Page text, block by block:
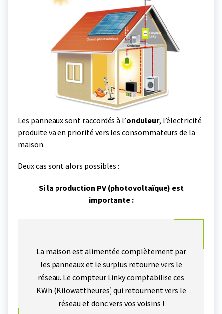
Les panneaux sont raccordés à l’onduleur, l’électricité
produite va en priorité vers les consommateurs de la
maison.
Deux cas sont alors possibles :
Si la production PV (photovoltaïque) est
importante :
La maison est alimentée complètement par
les panneaux et le surplus retourne vers le
réseau. Le compteur Linky comptabilise ces
KWh (Kilowattheures) qui retournent vers le
réseau et donc vers vos voisins !